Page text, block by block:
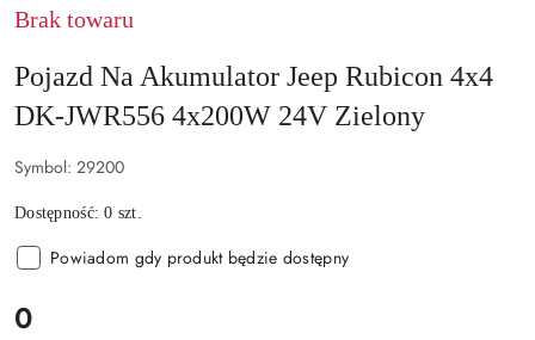
Brak towaru
Pojazd Na Akumulator Jeep Rubicon 4x4
DK-JWR556 4x200W 24V Zielony
Symbol: 29200
Dostępność:0 szt.
Powiadom gdy produkt będzie dostępny
cena:
0